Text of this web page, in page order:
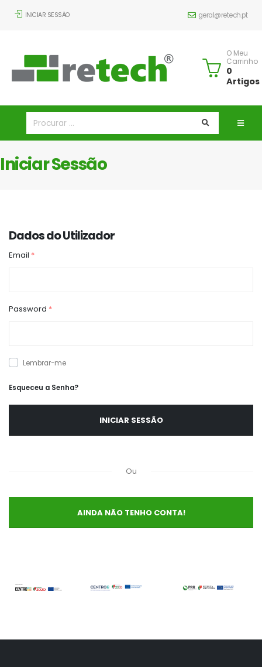
INICIAR SESSÃO geral@retech.pt
O Meu
Carrinho
0
Artigos
Iniciar Sessão
Dados do Utilizador
Email *
Password *
Lembrar-me
Esqueceu a Senha?
Ou
AINDA NÃO TENHO CONTA!